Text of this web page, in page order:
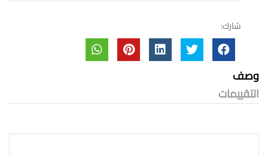
شارك:
وصف
التقييمات